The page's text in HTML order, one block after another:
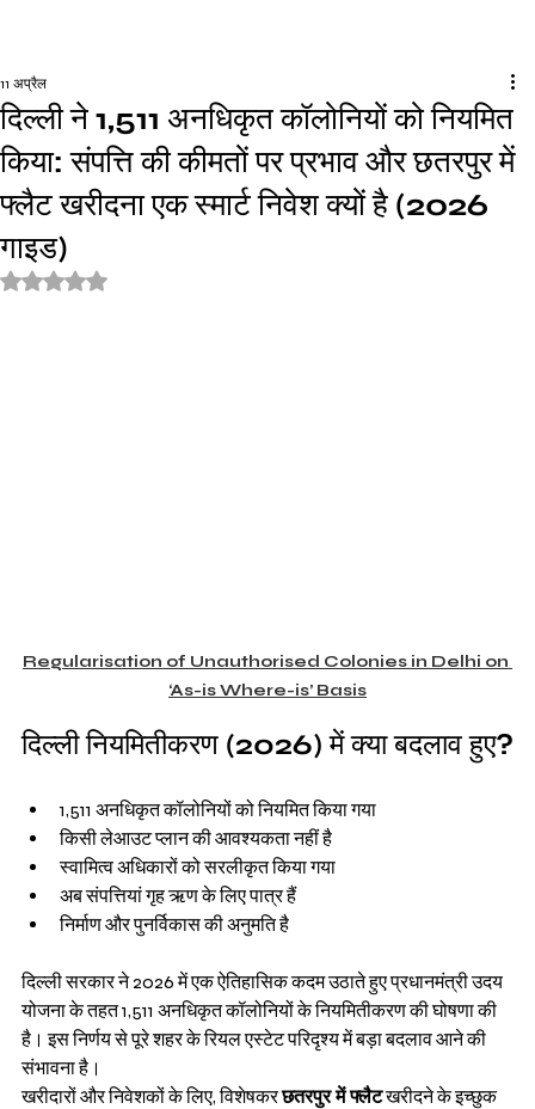
दिल्ली ने 1,511 अनधिकृत कॉलोनियों को नियमित
किया: संपत्ति की कीमतों पर प्रभाव और छतरपुर में
फ्लैट खरीदना एक स्मार्ट निवेश क्यों है (2026
गाइड)
11 अप्रैल
5 स्टार में से NaN रेटिंग दी गई।
Regularisation of Unauthorised Colonies in Delhi on
‘As-is Where-is’ Basis
दिल्ली नियमितीकरण (2026) में क्या बदलाव हुए?
1,511 अनधिकृत कॉलोनियों को नियमित किया गया
किसी लेआउट प्लान की आवश्यकता नहीं है
स्वामित्व अधिकारों को सरलीकृत किया गया
अब संपत्तियां गृह ऋण के लिए पात्र हैं
निर्माण और पुनर्विकास की अनुमति है
दिल्ली सरकार ने 2026 में एक ऐतिहासिक कदम उठाते हुए प्रधानमंत्री उदय
योजना के तहत 1,511 अनधिकृत कॉलोनियों के नियमितीकरण की घोषणा की
है। इस निर्णय से पूरे शहर के रियल एस्टेट परिदृश्य में बड़ा बदलाव आने की
संभावना है।
खरीदारों और निवेशकों के लिए, विशेषकर छतरपुर में फ्लैट खरीदने के इच्छुक